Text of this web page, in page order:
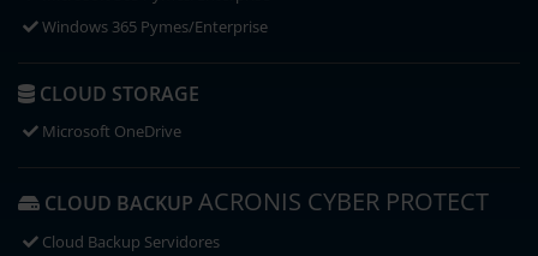
Windows 365 Pymes/Enterprise
CLOUD STORAGE
Microsoft OneDrive
CLOUD BACKUP ACRONIS CYBER PROTECT
Cloud Backup Servidores